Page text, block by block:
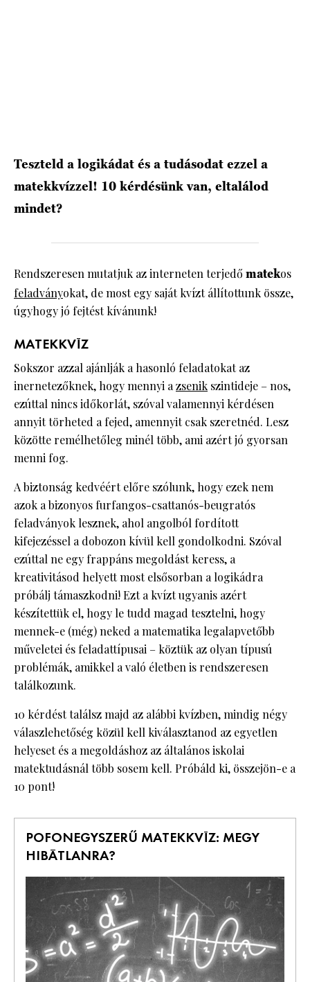
Teszteld a logikádat és a tudásodat ezzel a
matekkvízzel! 10 kérdésünk van, eltalálod
mindet?
Rendszeresen mutatjuk az interneten terjedő matekos
feladványokat, de most egy saját kvízt állítottunk össze,
úgyhogy jó fejtést kívánunk!
MATEKKVÍZ
Sokszor azzal ajánlják a hasonló feladatokat az
inernetezőknek, hogy mennyi azsenik szintideje – nos,
ezúttal nincs időkorlát, szóval valamennyi kérdésen
annyit törheted a fejed, amennyit csak szeretnéd. Lesz
közötte remélhetőleg minél több, ami azért jó gyorsan
menni fog.
A biztonság kedvéért előre szólunk, hogy ezek nem
azok a bizonyos furfangos-csattanós-beugratós
feladványok lesznek, ahol angolból fordított
kifejezéssel a dobozon kívül kell gondolkodni. Szóval
ezúttal ne egy frappáns megoldást keress, a
kreativitásod helyett most elsősorban a logikádra
próbálj támaszkodni! Ezt a kvízt ugyanis azért
készítettük el, hogy le tudd magad tesztelni, hogy
mennek-e (még) neked a matematika legalapvetőbb
műveletei és feladattípusai – köztük az olyan típusú
problémák, amikkel a való életben is rendszeresen
találkozunk.
10 kérdést találsz majd az alábbi kvízben, mindig négy
válaszlehetőség közül kell kiválasztanod az egyetlen
helyeset és a megoldáshoz az általános iskolai
matektudásnál több sosem kell. Próbáld ki, összejön-e a
10 pont!
POFONEGYSZERŰ MATEKKVÍZ: MEGY
HIBÁTLANRA?